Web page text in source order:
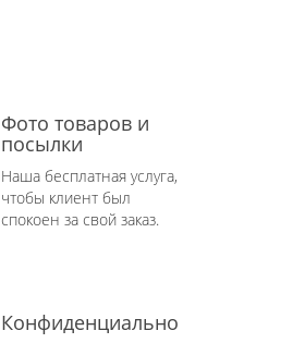
Фото товаров и
посылки
Наша бесплатная услуга,
чтобы клиент был
спокоен за свой заказ.
Конфиденциально